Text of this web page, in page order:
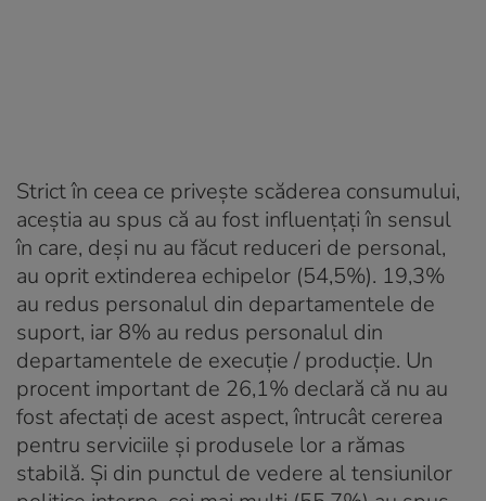
Strict în ceea ce privește scăderea consumului,
aceștia au spus că au fost influențați în sensul
în care, deși nu au făcut reduceri de personal,
au oprit extinderea echipelor (54,5%). 19,3%
au redus personalul din departamentele de
suport, iar 8% au redus personalul din
departamentele de execuție / producție. Un
procent important de 26,1% declară că nu au
fost afectați de acest aspect, întrucât cererea
pentru serviciile și produsele lor a rămas
stabilă. Și din punctul de vedere al tensiunilor